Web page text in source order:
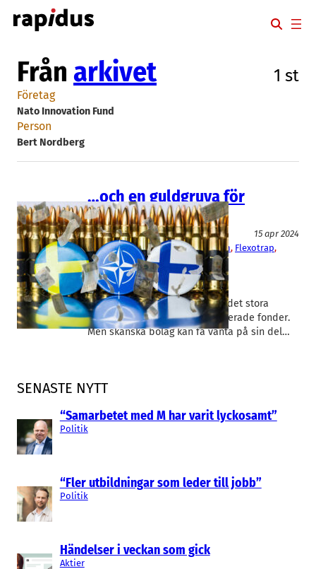
Hoppa
till
SENASTE NYTT
“Samarbetet med M har varit lyckosamt”
Politik
“Fler utbildningar som leder till jobb”
Politik
Händelser i veckan som gick
Aktier
Från arkivet 1 st
Företag
Nato Innovation Fund
Person
Bert Nordberg
…och en guldgruva för
startups
Försvar och säkerhet
15 apr 2024
DIANA, Europeiska Försvarsfonden, Flexotrap
Nato Innovation Fund
Bert Nordberg, Elias Mibesjö
Utöver att bli leverantör till
miljardmaskineriet Nato finns det stora
pengar att söka i försvarsrelaterade fonder.
Men skånska bolag kan få vänta på sin del…